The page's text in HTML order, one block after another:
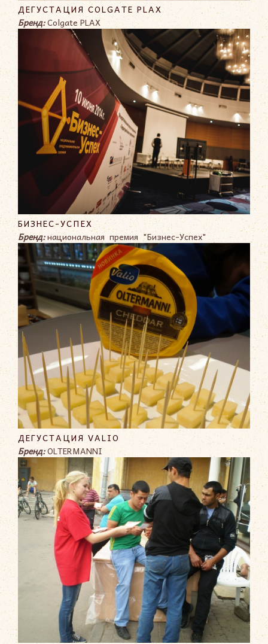
ДЕГУСТАЦИЯ COLGATE PLAX
Бренд:Colgate PLAX
БИЗНЕС-УСПЕХ
Бренд:национальная премия "Бизнес-Успех"
ДЕГУСТАЦИЯ VALIO
Бренд:OLTERMANNI